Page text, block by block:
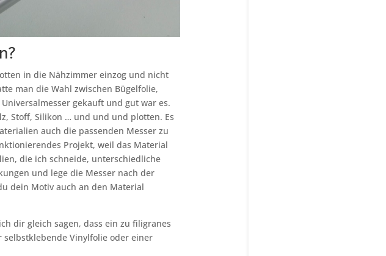
in die Nähzimmer einzog und nicht
man die Wahl zwischen Bügelfolie,
gekauft und gut war es.
Stoff, Silikon … und und und plotten. Es
auch die passenden Messer zu
Projekt, weil das Material
die ich schneide, unterschiedliche
und lege die Messer nach der
dein Motiv auch an den Material
dir gleich sagen, dass ein zu filigranes
Vinylfolie oder einer